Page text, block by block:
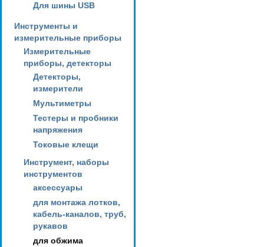
Для шины USB
Инструменты и
измерительные приборы
Измерительные
приборы, детекторы
Детекторы,
измерители
Мультиметры
Тестеры и пробники
напряжения
Токовые клещи
Инструмент, наборы
инструментов
аксессуары
для монтажа лотков,
кабель-каналов, труб,
рукавов
для обжима